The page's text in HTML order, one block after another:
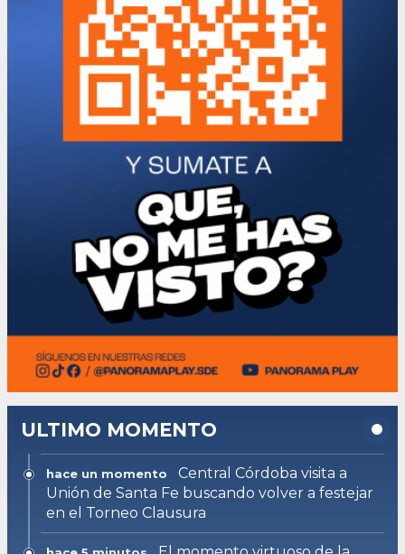
ULTIMO MOMENTO
hace un momento
Central Córdoba visita a
Unión de Santa Fe buscando volver a festejar
en el Torneo Clausura